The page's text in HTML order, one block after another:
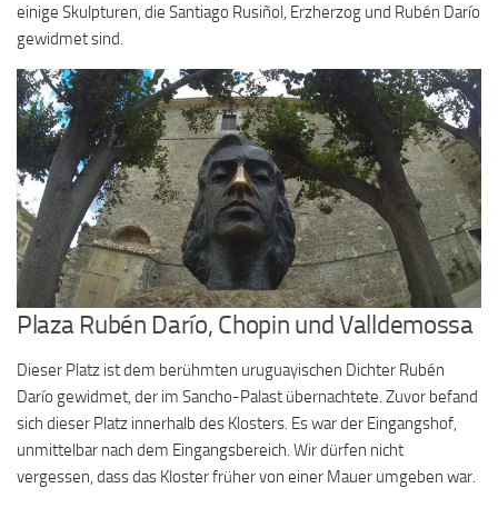
einige Skulpturen, die Santiago Rusiñol, Erzherzog und Rubén Darío
gewidmet sind.
Plaza Rubén Darío, Chopin und Valldemossa
Dieser Platz ist dem berühmten uruguayischen Dichter Rubén
Darío gewidmet, der im Sancho-Palast übernachtete. Zuvor befand
sich dieser Platz innerhalb des Klosters. Es war der Eingangshof,
unmittelbar nach dem Eingangsbereich. Wir dürfen nicht
vergessen, dass das Kloster früher von einer Mauer umgeben war.